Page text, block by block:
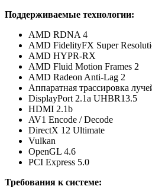
Поддерживаемые технологии:
AMD RDNA 4
AMD FidelityFX Super
AMD HYPR-RX
AMD Fluid Motion Frames 2
AMD Radeon Anti-Lag 2
Аппаратная трассировка
DisplayPort 2.1a UHBR13.5
HDMI 2.1b
AV1 Encode / Decode
DirectX 12 Ultimate
Vulkan
OpenGL 4.6
PCI Express 5.0
Требования к системе: